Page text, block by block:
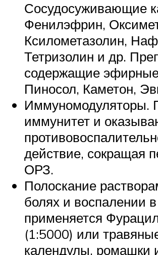
Сосудосуживающие
Фенилэфрин,
Ксилометазолин,
Тетризолин и др.
содержащие
Пиносол, Каметон,
Иммуномодуляторы.
иммунитет и
действие, сокращая
ОРЗ.
Полоскание
болях и воспалении в
применяется
(1:5000) или
календулы, ромашки